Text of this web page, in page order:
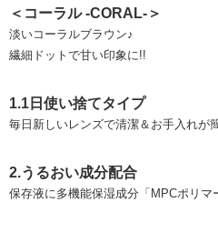
＜コーラル -CORAL-＞
淡いコーラルブラウン♪
繊細ドットで甘い印象に!!
1.1日使い捨てタイプ
毎日新しいレンズで清潔＆お手入れが簡
2.うるおい成分配合
保存液に多機能保湿成分「MPCポリマ